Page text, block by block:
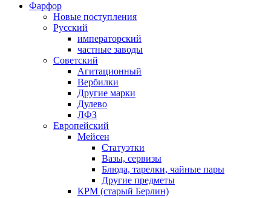
Фарфор
Новые поступления
Русский
императорский
частные заводы
Советский
Агитационный
Вербилки
Другие марки
Дулево
ЛФЗ
Европейский
Мейсен
Статуэтки
Вазы, сервизы
Блюда, тарелки, чайные пары
Другие предметы
КРМ (старый Берлин)